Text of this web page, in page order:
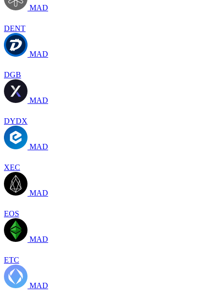
MAD
DENT
MAD
DGB
MAD
DYDX
MAD
XEC
MAD
EOS
MAD
ETC
MAD